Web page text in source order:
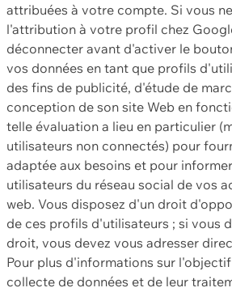
attribuées à votre compte. Si vous
l'attribution à votre profil chez
déconnecter avant d'activer le
vos données en tant que profils
des fins de publicité, d'étude de
conception de son site Web en
telle évaluation a lieu en particulier
utilisateurs non connectés) pour
adaptée aux besoins et pour
utilisateurs du réseau social de vos
web. Vous disposez d'un droit
de ces profils d'utilisateurs ; si vous
droit, vous devez vous adresser
Pour plus d'informations sur
collecte de données et de leur